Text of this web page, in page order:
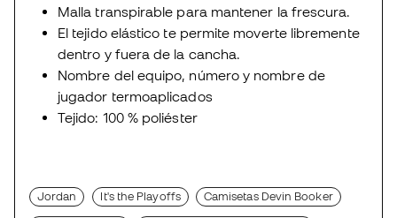
Malla transpirable para mantener la frescura.
El tejido elástico te permite moverte libremente
dentro y fuera de la cancha.
Nombre del equipo, número y nombre de
jugador termoaplicados
Tejido: 100 % poliéster
Jordan It's the Playoffs Camisetas Devin Booker